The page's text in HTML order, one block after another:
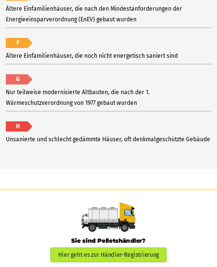
Ältere Einfamilienhäuser, die nach den Mindestanforderungen der
Energieeinsparverordnung (EnEV) gebaut wurden
F
Ältere Einfamilienhäuser, die noch nicht energetisch saniert sind
G
Nur teilweise modernisierte Altbauten, die nach der 1.
Wärmeschutzverordnung von 1977 gebaut wurden
H
Unsanierte und schlecht gedämmte Häuser, oft denkmalgeschützte Gebäude
Sie sind Pelletshändler?
Hier geht es zur Händler-Registrierung